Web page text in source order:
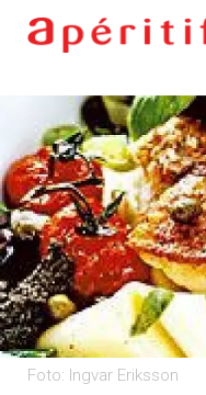
Foto: Ingvar Eriksson